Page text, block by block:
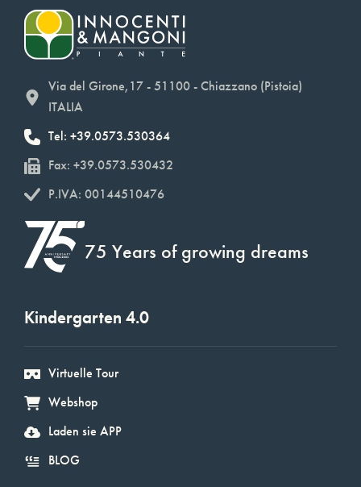
Via del Girone,17 - 51100 - Chiazzano (Pistoia)
ITALIA
Tel: +39.0573.530364
Fax: +39.0573.530432
P.IVA: 00144510476
75 Years of growing dreams
Kindergarten 4.0
Virtuelle Tour
Webshop
Laden sie APP
BLOG